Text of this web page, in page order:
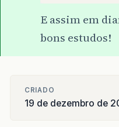
E assim em
bons estudos!
CRIADO
19 de dezembro de